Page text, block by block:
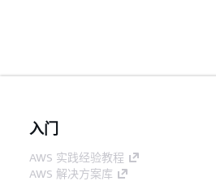
入门
AWS 实践经验教程
AWS 解决方案库